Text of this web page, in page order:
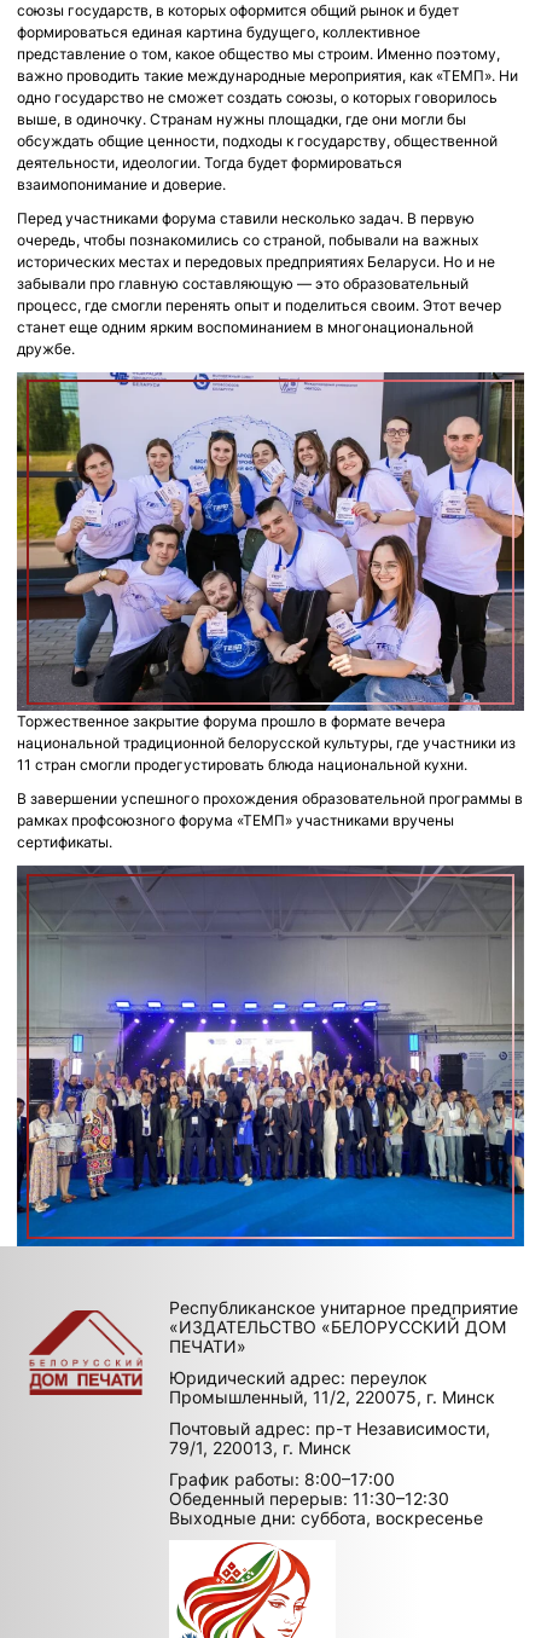
союзы государств, в которых оформится общий рынок и будет
формироваться единая картина будущего, коллективное
представление о том, какое общество мы строим. Именно поэтому,
важно проводить такие международные мероприятия, как «ТЕМП». Ни
одно государство не сможет создать союзы, о которых говорилось
выше, в одиночку. Странам нужны площадки, где они могли бы
обсуждать общие ценности, подходы к государству, общественной
деятельности, идеологии. Тогда будет формироваться
взаимопонимание и доверие.
Перед участниками форума ставили несколько задач. В первую
очередь, чтобы познакомились со страной, побывали на важных
исторических местах и передовых предприятиях Беларуси. Но и не
забывали про главную составляющую — это образовательный
процесс, где смогли перенять опыт и поделиться своим. Этот вечер
станет еще одним ярким воспоминанием в многонациональной
дружбе.
Торжественное закрытие форума прошло в формате вечера
национальной традиционной белорусской культуры, где участники из
11 стран смогли продегустировать блюда национальной кухни.
В завершении успешного прохождения образовательной программы в
рамках профсоюзного форума «ТЕМП» участниками вручены
сертификаты.
Республиканское унитарное предприятие
«ИЗДАТЕЛЬСТВО «БЕЛОРУССКИЙ ДОМ
ПЕЧАТИ»
Юридический адрес: переулок
Промышленный, 11/2, 220075, г. Минск
Почтовый адрес: пр-т Независимости,
79/1, 220013, г. Минск
График работы: 8:00–17:00
Обеденный перерыв: 11:30–12:30
Выходные дни: суббота, воскресенье